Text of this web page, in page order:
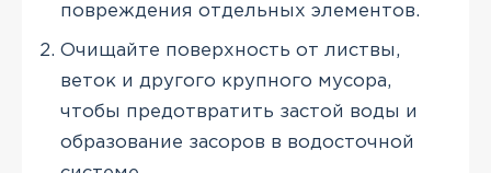
повреждения отдельных элементов.
Очищайте поверхность от листвы,
веток и другого крупного мусора,
чтобы предотвратить застой воды и
образование засоров в водосточной